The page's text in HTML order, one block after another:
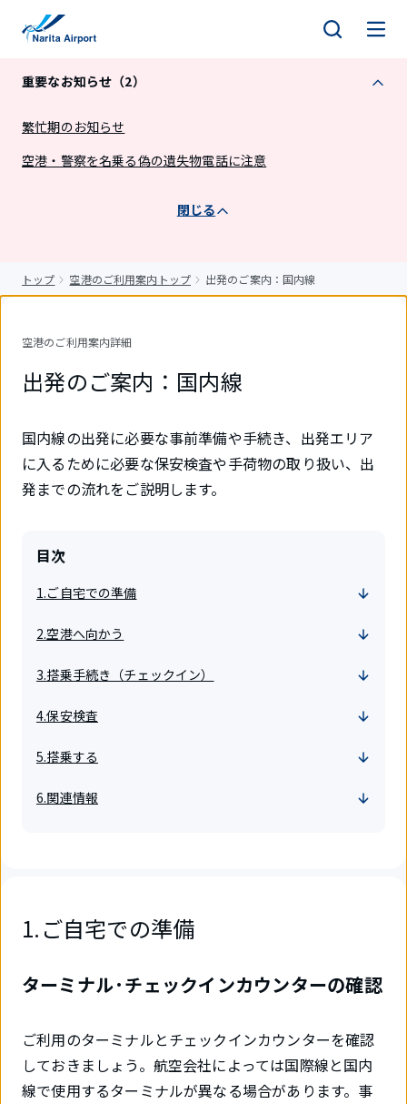
重要なお知らせ（2）
繁忙期のお知らせ
空港・警察を名乗る偽の遺失物電話に注意
閉じる
トップ 空港のご利用案内トップ 出発のご案内：国内線
空港のご利用案内詳細
出発のご案内：国内線
国内線の出発に必要な事前準備や手続き、出発エリア
に入るために必要な保安検査や手荷物の取り扱い、出
発までの流れをご説明します。
目次
1.ご自宅での準備
2.空港へ向かう
3.搭乗手続き（チェックイン）
4.保安検査
5.搭乗する
6.関連情報
1.ご自宅での準備
ターミナル·チェックインカウンターの確認
ご利用のターミナルとチェックインカウンターを確認
しておきましょう。航空会社によっては国際線と国内
線で使用するターミナルが異なる場合があります。事